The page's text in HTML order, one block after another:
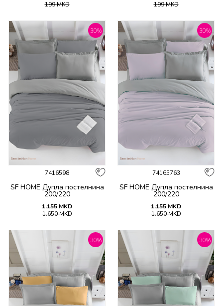
199MKD
199MKD
30%
7416598
SF HOME Дупла постелнина
200/220
1.155 MKD
1.650MKD
30%
74165763
SF HOME Дупла постелнина
200/220
1.155 MKD
1.650MKD
30% 30%